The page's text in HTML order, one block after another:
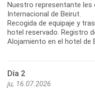
Nuestro representante les
Internacional de Beirut.
Recogida de equipaje y
hotel reservado. Registro
Alojamiento en el hotel de
Día 2
ju, 16.07.2026